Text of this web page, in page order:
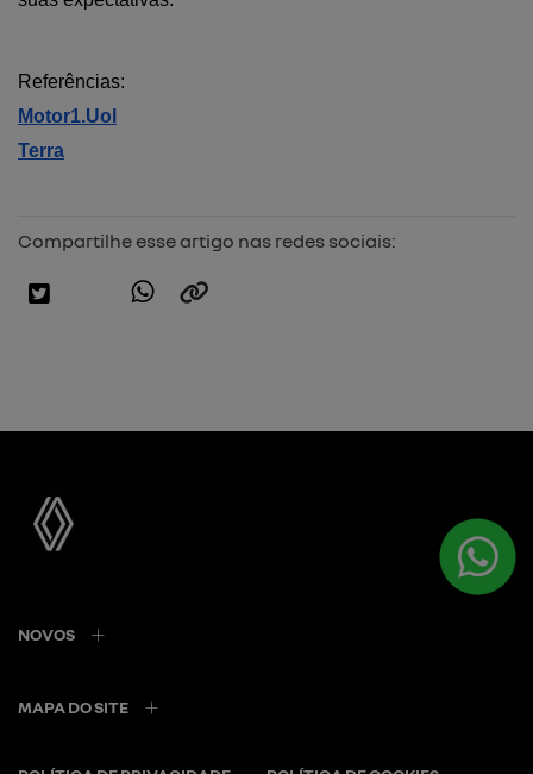
Referências:
Motor1.Uol
Terra
Compartilhe esse artigo nas redes sociais:
NOVOS
MAPA DO SITE